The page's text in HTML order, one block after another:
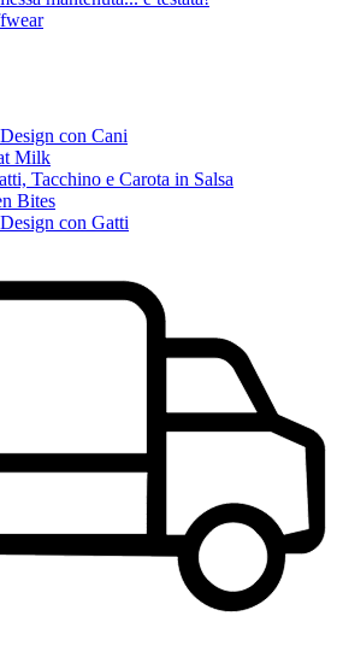
con Cani
Milk
Tacchino e Carota in Salsa
Bites
con Gatti